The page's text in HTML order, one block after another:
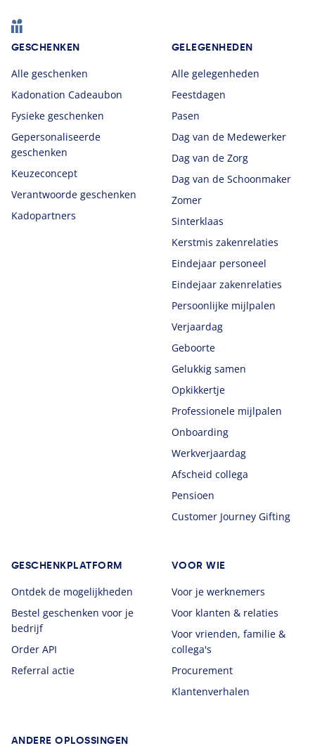
Footer
GESCHENKEN
Alle geschenken
Kadonation Cadeaubon
Fysieke geschenken
Gepersonaliseerde
geschenken
Keuzeconcept
Verantwoorde geschenken
Kadopartners
GELEGENHEDEN
Alle gelegenheden
Feestdagen
Pasen
Dag van de Medewerker
Dag van de Zorg
Dag van de Schoonmaker
Zomer
Sinterklaas
Kerstmis zakenrelaties
Eindejaar personeel
Eindejaar zakenrelaties
Persoonlijke mijlpalen
Verjaardag
Geboorte
Gelukkig samen
Opkikkertje
Professionele mijlpalen
Onboarding
Werkverjaardag
Afscheid collega
Pensioen
Customer Journey Gifting
GESCHENKPLATFORM
Ontdek de mogelijkheden
Bestel geschenken voor je
bedrijf
Order API
Referral actie
VOOR WIE
Voor je werknemers
Voor klanten & relaties
Voor vrienden, familie &
collega's
Procurement
Klantenverhalen
ANDERE OPLOSSINGEN